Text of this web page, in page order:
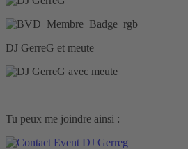
DJ GerreG et meute
Tu peux me joindre ainsi :